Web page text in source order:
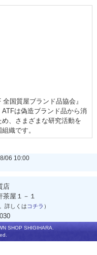
全国質屋ブランド品協会』
は偽造ブランド品から消
、さまざまな研究活動を
織です。
06 10:00
店
茶屋１－１
詳しくは コチラ ）
SHOP SHIGIHARA.